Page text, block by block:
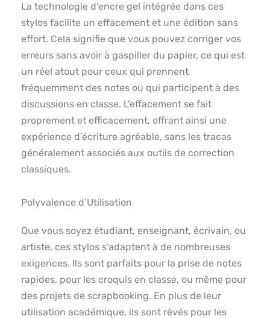
La technologie d’encre gel intégrée dans ces
stylos facilite un effacement et une édition sans
effort. Cela signifie que vous pouvez corriger vos
erreurs sans avoir à gaspiller du papier, ce qui est
un réel atout pour ceux qui prennent
fréquemment des notes ou qui participent à des
discussions en classe. L’effacement se fait
proprement et efficacement, offrant ainsi une
expérience d’écriture agréable, sans les tracas
généralement associés aux outils de correction
classiques.
Polyvalence d’Utilisation
Que vous soyez étudiant, enseignant, écrivain, ou
artiste, ces stylos s’adaptent à de nombreuses
exigences. Ils sont parfaits pour la prise de notes
rapides, pour les croquis en classe, ou même pour
des projets de scrapbooking. En plus de leur
utilisation académique, ils sont rêvés pour les